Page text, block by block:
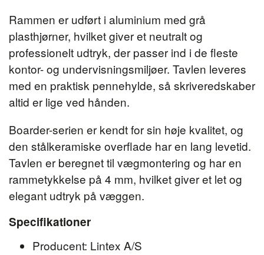
Rammen er udført i aluminium med grå
plasthjørner, hvilket giver et neutralt og
professionelt udtryk, der passer ind i de fleste
kontor- og undervisningsmiljøer. Tavlen leveres
med en praktisk pennehylde, så skriveredskaber
altid er lige ved hånden.
Boarder-serien er kendt for sin høje kvalitet, og
den stålkeramiske overflade har en lang levetid.
Tavlen er beregnet til vægmontering og har en
rammetykkelse på 4 mm, hvilket giver et let og
elegant udtryk på væggen.
Specifikationer
Producent: Lintex A/S